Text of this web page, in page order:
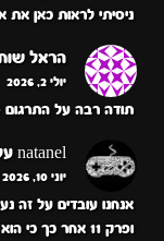
ניסיתי לראות כאן את
הראל
יולי 2, 2026
תודה רבה על
natanel
יוני 10, 2026
ופרק 11 אחר כך כי הוא פרק של…